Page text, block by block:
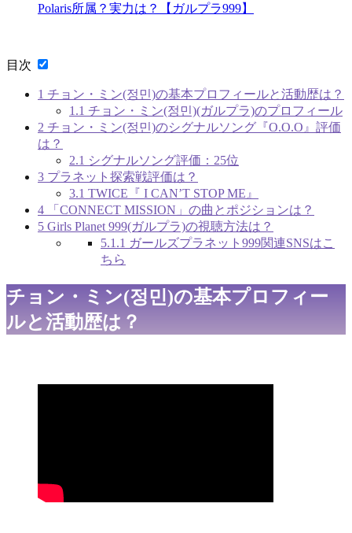
Polaris所属？実力は？【ガルプラ999】
目次
1 チョン・ミン(정민)の基本プロフィールと活動歴は？
1.1 チョン・ミン(정민)(ガルプラ)のプロフィール
2 チョン・ミン(정민)のシグナルソング『O.O.O』評価
は？
2.1 シグナルソング評価：25位
3 プラネット探索戦評価は？
3.1 TWICE『 I CAN’T STOP ME』
4 「CONNECT MISSION」の曲とポジションは？
5 Girls Planet 999(ガルプラ)の視聴方法は？
5.1.1 ガールズプラネット999関連SNSはこ
ちら
チョン・ミン(정민)の基本プロフィー
ルと活動歴は？